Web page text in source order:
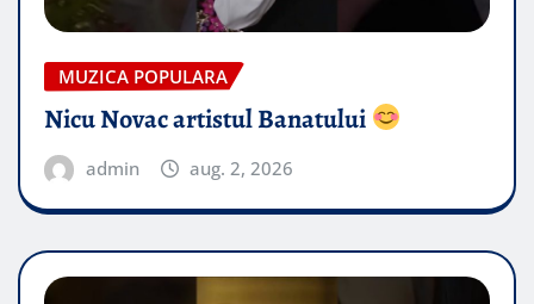
MUZICA POPULARA
Nicu Novac artistul Banatului
admin aug. 2, 2026